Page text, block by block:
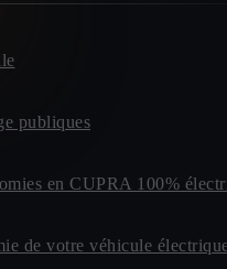
publiques
en CUPRA 100%
de votre véhicule